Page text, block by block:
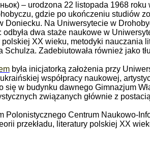
) – urodzona 22 listopada 1968
gdzie po ukończeniu studiów
Doniecku. Na Uniwersytecie w
odbyła dwa staże naukowe w
XX wieku, metodyki
Zadebiutowała również jako
była inicjatorką założenia przy
współpracy naukowej,
się w budynku dawnego Gimnazjum
związanych głównie z
Polonistycznego Centrum Naukowo-
przekładu, literatury polskiej XX